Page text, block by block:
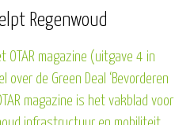
Regenwoud
OTAR magazine (uitgave 4 in
de Green Deal ‘Bevorderen
magazine is het vakblad voor